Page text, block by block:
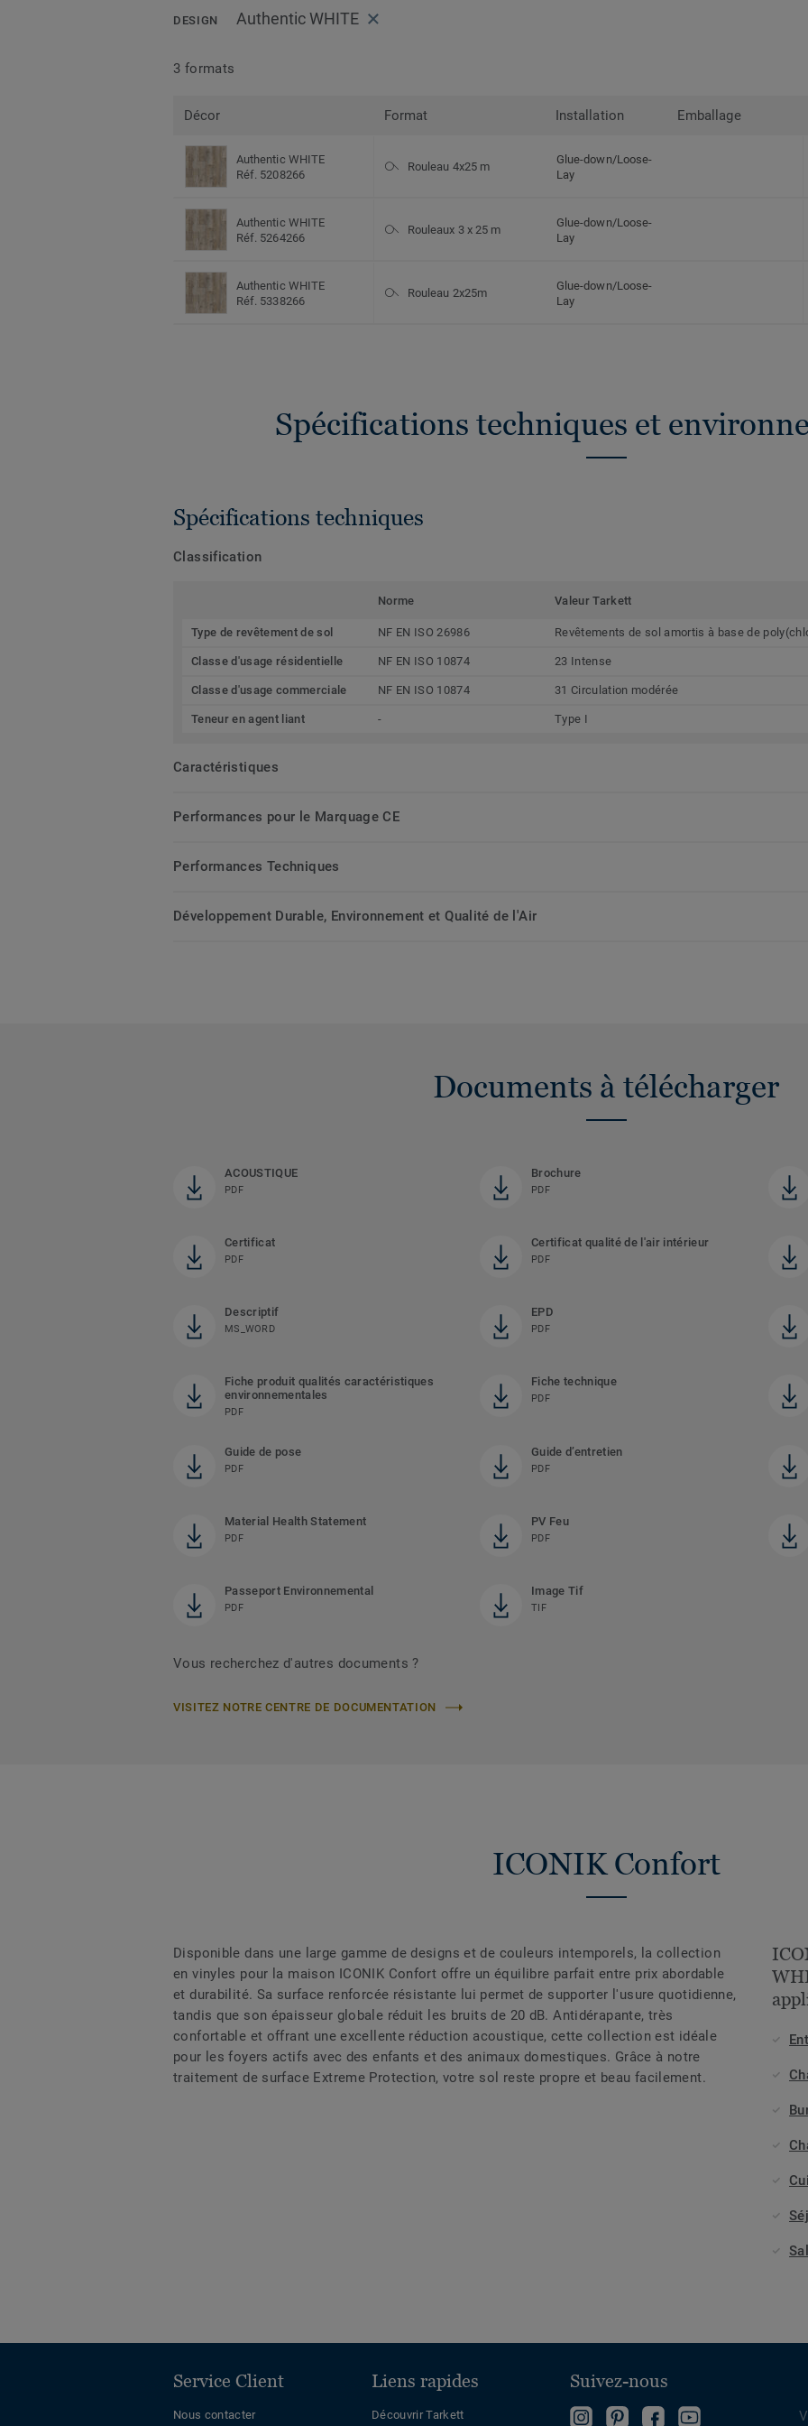
DESIGN Authentic WHITE
3 formats
Décor Format Installation Emballage
Authentic WHITE
Réf. 5208266
Rouleau 4x25 m
Glue-down/Loose-
Lay
Authentic WHITE
Réf. 5264266
Rouleaux 3 x 25 m
Glue-down/Loose-
Lay
Authentic WHITE
Réf. 5338266
Rouleau 2x25m
Glue-down/Loose-
Lay
Spécifications techniques et
Spécifications techniques
Classification
Norme Valeur Tarkett
Type de revêtement de sol NF EN ISO 26986 Revêtements de sol amortis à base de
Classe d'usage résidentielle NF EN ISO 10874 23 Intense
Classe d'usage commerciale NF EN ISO 10874 31 Circulation modérée
Teneur en agent liant - Type I
Caractéristiques
Performances pour le Marquage CE
Performances Techniques
Développement Durable, Environnement et Qualité de l'Air
Documents à télécharger
ACOUSTIQUE
PDF
Brochure
PDF
Certificat
PDF
Certificat qualité de l'air intérieur
PDF
Descriptif
MS_WORD
EPD
PDF
Fiche produit qualités caractéristiques
environnementales
PDF
Fiche technique
PDF
Guide de pose
PDF
Guide d’entretien
PDF
Material Health Statement
PDF
PV Feu
PDF
Passeport Environnemental
PDF
Image Tif
TIF
Vous recherchez d'autres documents ?
VISITEZ NOTRE CENTRE DE DOCUMENTATION
ICONIK Confort
Disponible dans une large gamme de designs et de couleurs intemporels, la collection
en vinyles pour la maison ICONIK Confort offre un équilibre parfait entre prix abordable
et durabilité. Sa surface renforcée résistante lui permet de supporter l'usure quotidienne,
tandis que son épaisseur globale réduit les bruits de 20 dB. Antidérapante, très
confortable et offrant une excellente réduction acoustique, cette collection est idéale
pour les foyers actifs avec des enfants et des animaux domestiques. Grâce à notre
traitement de surface Extreme Protection, votre sol reste propre et beau facilement.
Service Client
Nous contacter
Liens rapides
Découvrir Tarkett
Suivez-nous
FollowFollowDevenezRegardez